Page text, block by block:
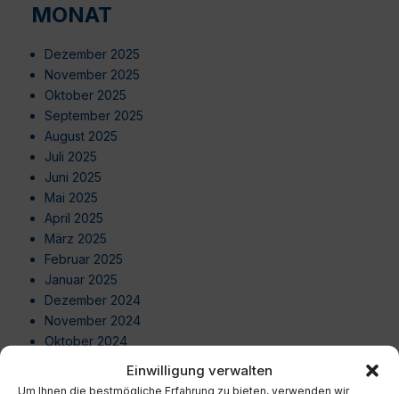
Einwilligung verwalten
Um Ihnen die bestmögliche Erfahrung zu bieten, verwenden wir
MONAT
Dezember 2025
November 2025
Oktober 2025
September 2025
August 2025
Juli 2025
Juni 2025
Mai 2025
April 2025
März 2025
Februar 2025
Januar 2025
Dezember 2024
November 2024
Oktober 2024